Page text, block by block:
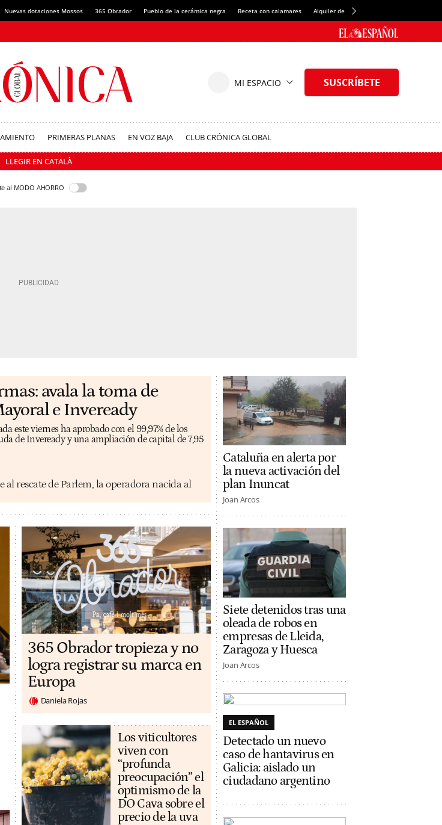
Nuevas dotaciones Mossos 365 Obrador Pueblo de la cerámica negra Receta con calamares Alquiler de habitaciones en España
PRIMERAS PLANAS EN VOZ BAJA CLUB CRÓNICA GLOBAL
LLEGIR EN CATALÀ
al MODO AHORRO
avala la toma de
e Inveready
este viernes ha aprobado con el 99,97% de los
de Inveready y una ampliación de capital de 7,95
rescate de Parlem, la operadora nacida al
365 Obrador tropieza y no
logra registrar su marca en
Europa
Daniela Rojas
Los viticultores
viven con
“profunda
preocupación” el
optimismo de la
DO Cava sobre el
precio de la uva
Cataluña en alerta por
la nueva activación del
plan Inuncat
Joan Arcos
Siete detenidos tras una
oleada de robos en
empresas de Lleida,
Zaragoza y Huesca
Joan Arcos
EL ESPAÑOL
Detectado un nuevo
caso de hantavirus en
Galicia: aislado un
ciudadano argentino